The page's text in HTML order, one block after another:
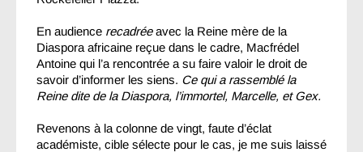
En audience recadréeavec la Reine mère de la
Diaspora africaine reçue dans le cadre, Macfrédel
Antoine qui l’a rencontrée a su faire valoir le droit de
savoir d’informer les siens. Ce qui a rassemblé la
Reine dite de la Diaspora, l’immortel, Marcelle, et Gex.
Revenons à la colonne de vingt, faute d’éclat
académiste, cible sélecte pour le cas, je me suis laissé